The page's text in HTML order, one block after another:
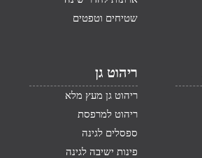
שטיחים וטפטים
ריהוט גן
ריהוט גן מעץ מלא
ריהוט למרפסת
ספסלים לגינה
פינות ישיבה לגינה